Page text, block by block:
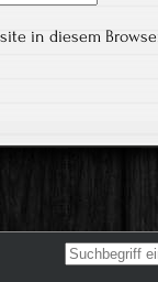
in diesem
Search for: